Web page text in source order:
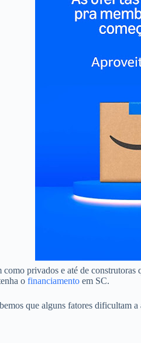
privados e até de
o financiamento em SC.
que alguns fatores